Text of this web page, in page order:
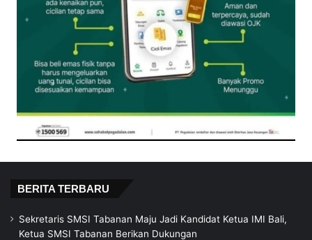
BERITA TERBARU
Sekretaris SMSI Tabanan Maju Jadi Kandidat Ketua IMI Bali,
Ketua SMSI Tabanan Berikan Dukungan